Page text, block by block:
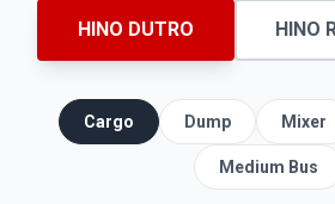
HINO DUTRO HINO
Cargo Dump Mixer
Medium Bus